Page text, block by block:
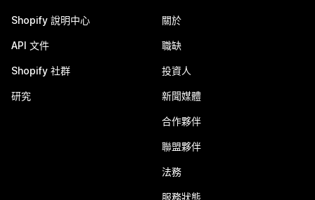
Shopify 說明中心
API 文件
Shopify 社群
研究
關於
職缺
投資人
新聞媒體
合作夥伴
聯盟夥伴
法務
服務狀態